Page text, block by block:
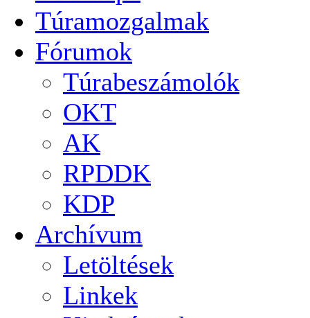
Túramozgalmak
Fórumok
Túrabeszámolók
OKT
AK
RPDDK
KDP
Archívum
Letöltések
Linkek